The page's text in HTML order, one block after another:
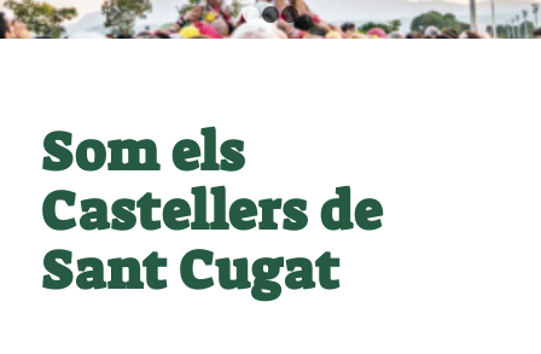
1 2 3
Som els
Castellers de
Sant Cugat